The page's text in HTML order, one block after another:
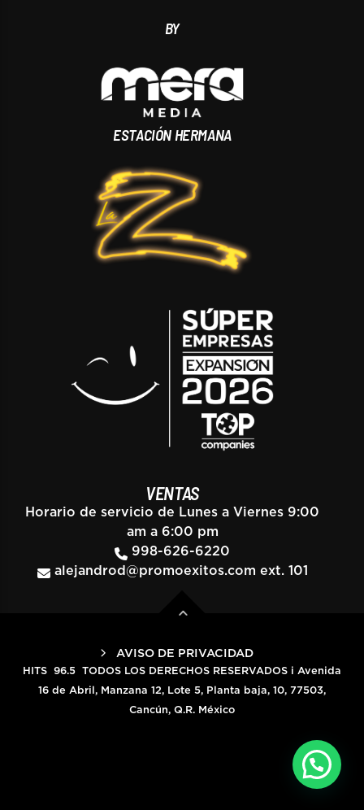
BY
ESTACIÓN HERMANA
VENTAS
Horario de servicio de Lunes a Viernes 9:00
am a 6:00 pm
998-626-6220
alejandrod@promoexitos.com ext. 101
AVISO DE PRIVACIDAD
HITS 96.5 TODOS LOS DERECHOS RESERVADOS i Avenida
16 de Abril, Manzana 12, Lote 5, Planta baja, 10, 77503,
Cancún, Q.R. México